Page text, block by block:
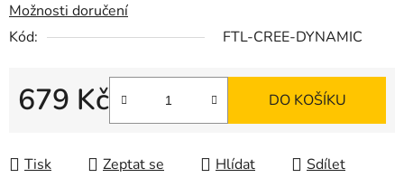
Možnosti doručení
Kód:
FTL-CREE-DYNAMIC
679 Kč DO KOŠÍKU
Tisk Zeptat se Hlídat Sdílet